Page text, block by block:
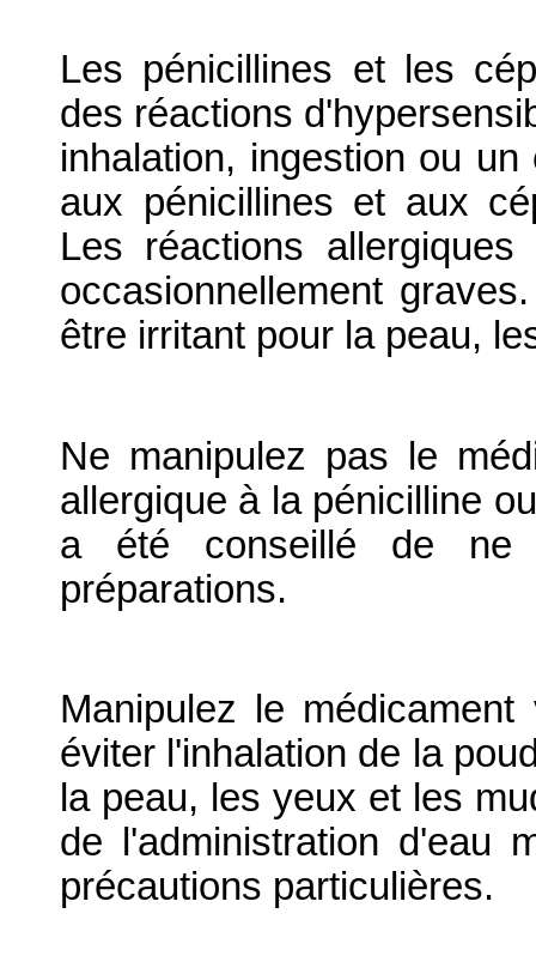
Les pénicillines et les
des réactions
inhalation, ingestion ou
aux pénicillines et aux
Les réactions
occasionnellement
être irritant pour la peau,
Ne manipulez pas le
allergique à la pénicilline
a été conseillé de ne
préparations.
Manipulez le
éviter l'inhalation de la
la peau, les yeux et les
de l'administration d'eau
précautions particulières.